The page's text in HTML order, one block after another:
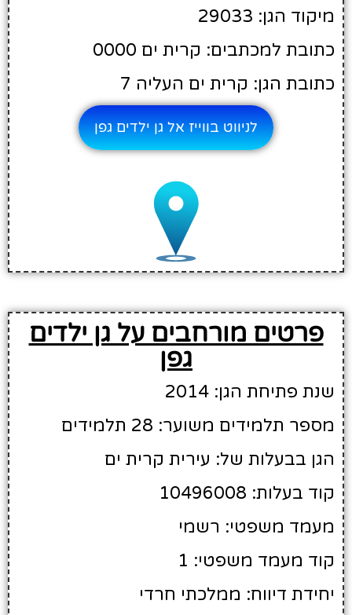
מיקוד הגן: 29033
כתובת למכתבים: קרית ים 0000
כתובת הגן: קרית ים העליה 7
לניווט בווייז אל גן ילדים גפן
פרטים מורחבים על גן ילדים
גפן
שנת פתיחת הגן: 2014
מספר תלמידים משוער: 28 תלמידים
הגן בבעלות של: עירית קרית ים
קוד בעלות: 10496008
מעמד משפטי: רשמי
קוד מעמד משפטי: 1
יחידת דיווח: ממלכתי חרדי